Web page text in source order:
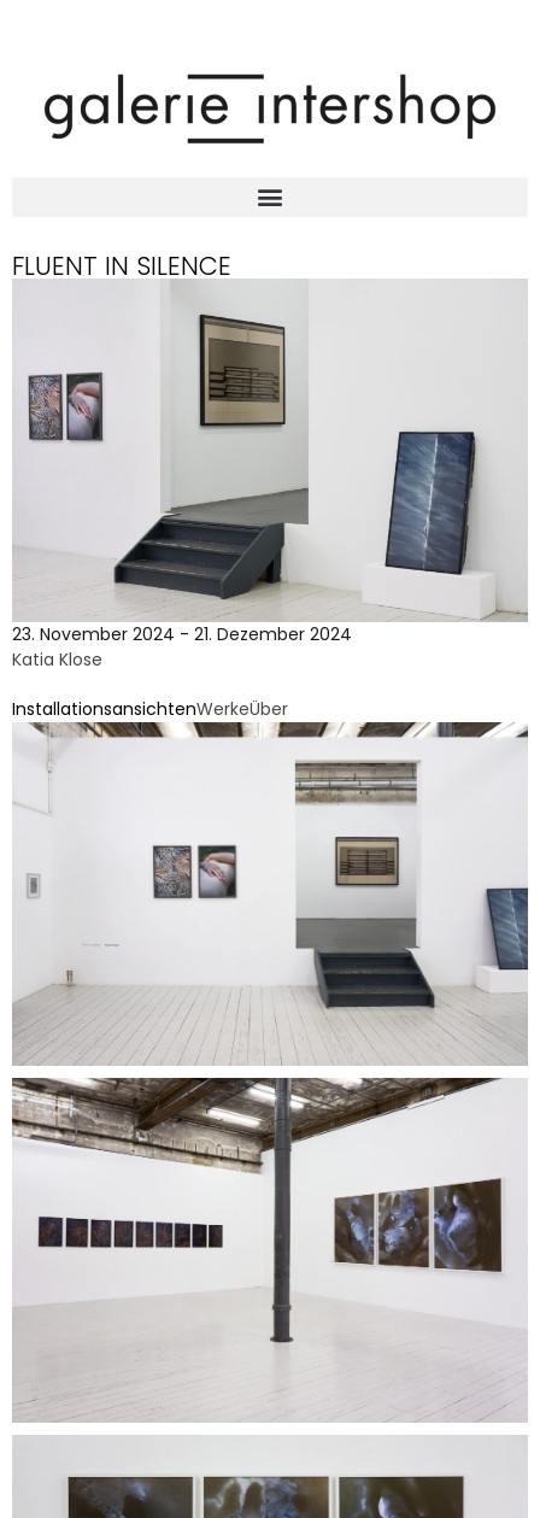
FLUENT IN SILENCE
23. November 2024 - 21. Dezember 2024
Katia Klose
InstallationsansichtenWerkeÜber